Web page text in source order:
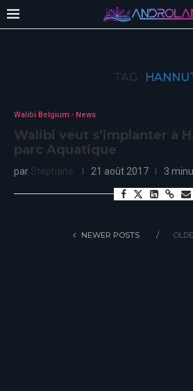
TAG :
Walibi Belgium - News
Walibi veut s’implanter à
parc Aquatique
par Stéphane 21 août 2017 3
NEWER POSTS